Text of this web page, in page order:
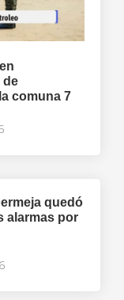
de
comuna 7
quedó
alarmas por